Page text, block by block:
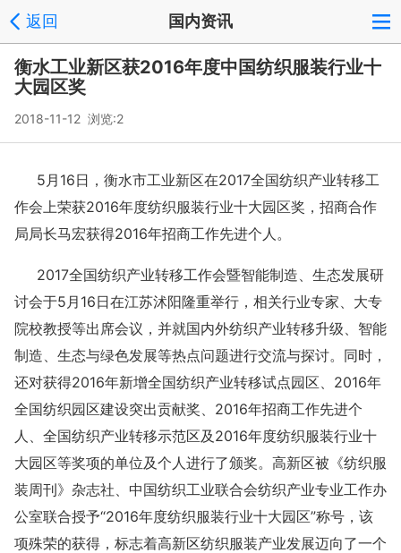
返回 国内资讯
衡水工业新区获2016年度中国纺织服装行业十
大园区奖
2018-11-12 浏览:2
5月16日，衡水市工业新区在2017全国纺织产业转移工
作会上荣获2016年度纺织服装行业十大园区奖，招商合作
局局长马宏获得2016年招商工作先进个人。
2017全国纺织产业转移工作会暨智能制造、生态发展研
讨会于5月16日在江苏沭阳隆重举行，相关行业专家、大专
院校教授等出席会议，并就国内外纺织产业转移升级、智能
制造、生态与绿色发展等热点问题进行交流与探讨。同时，
还对获得2016年新增全国纺织产业转移试点园区、2016年
全国纺织园区建设突出贡献奖、2016年招商工作先进个
人、全国纺织产业转移示范区及2016年度纺织服装行业十
大园区等奖项的单位及个人进行了颁奖。高新区被《纺织服
装周刊》杂志社、中国纺织工业联合会纺织产业专业工作办
公室联合授予“2016年度纺织服装行业十大园区”称号，该
项殊荣的获得，标志着高新区纺织服装产业发展迈向了一个